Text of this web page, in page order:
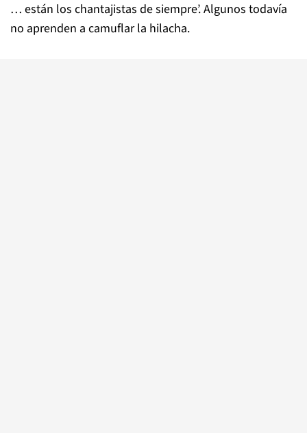
… están los chantajistas de siempre’. Algunos todavía
no aprenden a camuflar la hilacha.